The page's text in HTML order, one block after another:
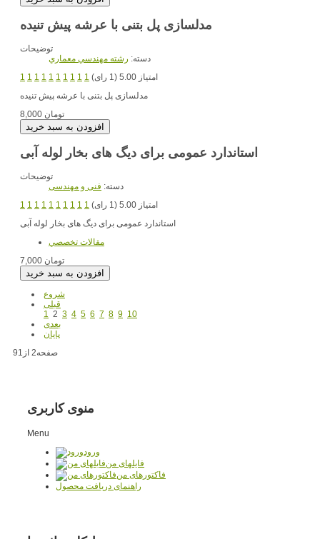
مدلسازی پل بتنی با عرشه پیش تنیده
توضیحات
دسته: رشته مهندسي معماري
1 1 1 1 1 1 1 1 1 1
امتیاز 5.00 (1 رای)
8,000 تومان
استاندارد عمومی برای دیگ های بخار لوله آبی
توضیحات
دسته: فنی و مهندسی
1 1 1 1 1 1 1 1 1 1
امتیاز 5.00 (1 رای)
مقالات تخصصي
7,000 تومان
شروع
قبلی
1 2 3 4 5 6 7 8 9 10
بعدی
پایان
صفحه2 از91
منوی کاربری
Menu
ورود
فایلهای من
فاکتورهای من
راهنمای دریافت محصول